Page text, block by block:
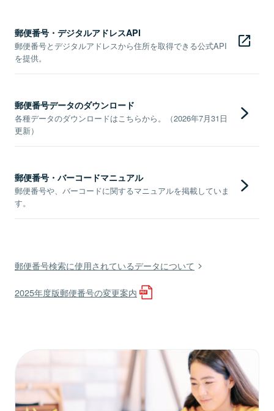
郵便番号・デジタルアドレスAPI
郵便番号とデジタルアドレスから住所を取得できる公式API
を提供。
郵便番号データのダウンロード
各種データのダウンロードはこちらから。（2026年7月31日
更新）
郵便番号・バーコードマニュアル
郵便番号や、バーコードに関するマニュアルを掲載していま
す。
郵便番号検索に使用されているデータについて
2025年度版郵便番号の変更案内